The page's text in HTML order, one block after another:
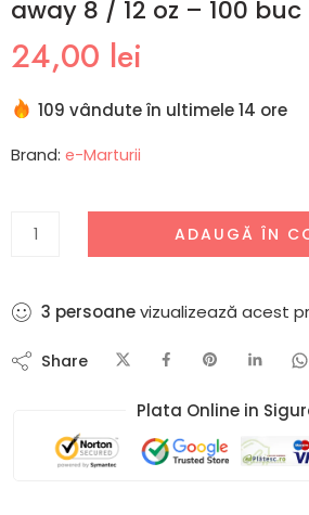
away 8 / 12 oz – 100 buc
24,00 lei
109 vândute în ultimele 14 ore
Brand: e-Marturii
ADAUGĂ ÎN
3 persoanevizualizează acest
Share
Plata Online in